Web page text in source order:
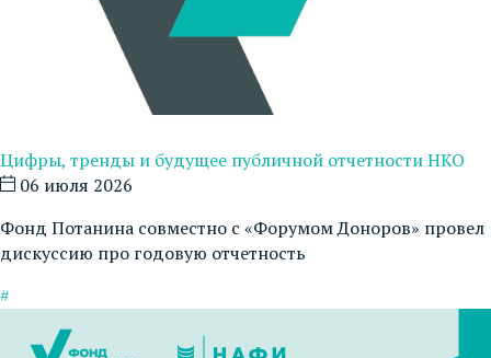
Цифры, тренды и будущее публичной отчетности НКО
06 июля 2026
Фонд Потанина совместно с «Форумом Доноров» провел
дискуссию про годовую отчетность
#